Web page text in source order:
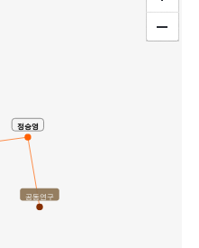
정승영
공동연구